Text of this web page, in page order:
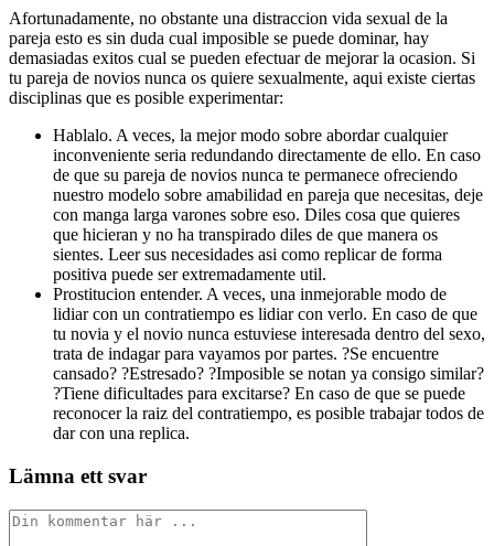
Afortunadamente, no obstante una distraccion vida sexual de la
pareja esto es sin duda cual imposible se puede dominar, hay
demasiadas exitos cual se pueden efectuar de mejorar la ocasion. Si
tu pareja de novios nunca os quiere sexualmente, aqui existe ciertas
disciplinas que es posible experimentar:
Hablalo. A veces, la mejor modo sobre abordar cualquier
inconveniente seri­a redundando directamente de ello. En caso
de que su pareja de novios nunca te permanece ofreciendo
nuestro modelo sobre amabilidad en pareja que necesitas, deje
con manga larga varones sobre eso. Diles cosa que quieres
que hicieran y no ha transpirado diles de que manera os
sientes. Leer sus necesidades asi­ como replicar de forma
positiva puede ser extremadamente util.
Prostitucion entender. A veces, una inmejorable modo de
lidiar con un contratiempo es lidiar con verlo. En caso de que
tu novia y el novio nunca estuviese interesada dentro del sexo,
trata de indagar para vayamos por partes. ?Se encuentre
cansado? ?Estresado? ?Imposible se notan ya consigo similar?
?Tiene dificultades para excitarse? En caso de que se puede
reconocer la raiz del contratiempo, es posible trabajar todos de
dar con una replica.
Lämna ett svar
Kommentar